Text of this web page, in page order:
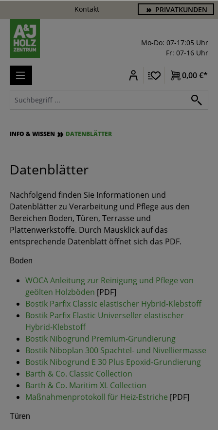
Kontakt PRIVATKUNDEN
Mo-Do: 07-17:05 Uhr
Fr: 07-16 Uhr
0,00 €*
INFO & WISSEN DATENBLÄTTER
Datenblätter
Nachfolgend finden Sie Informationen und
Datenblätter zu Verarbeitung und Pflege aus den
Bereichen Boden, Türen, Terrasse und
Plattenwerkstoffe. Durch Mausklick auf das
entsprechende Datenblatt öffnet sich das PDF.
Boden
WOCA Anleitung zur Reinigung und Pflege von
geölten Holzböden [PDF]
Bostik Parfix Classic elastischer Hybrid-Klebstoff
Bostik Parfix Elastic Universeller elastischer
Hybrid-Klebstoff
Bostik Nibogrund Premium-Grundierung
Bostik Niboplan 300 Spachtel- und Nivelliermasse
Bostik Nibogrund E 30 Plus Epoxid-Grundierung
Barth & Co. Classic Collection
Barth & Co. Maritim XL Collection
Maßnahmenprotokoll für Heiz-Estriche [PDF]
Türen